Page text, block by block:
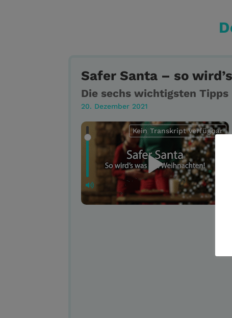
Safer Santa – so
Die sechs wichtigsten Tipps
20. Dezember 2021
Kein Transkript verfügbar